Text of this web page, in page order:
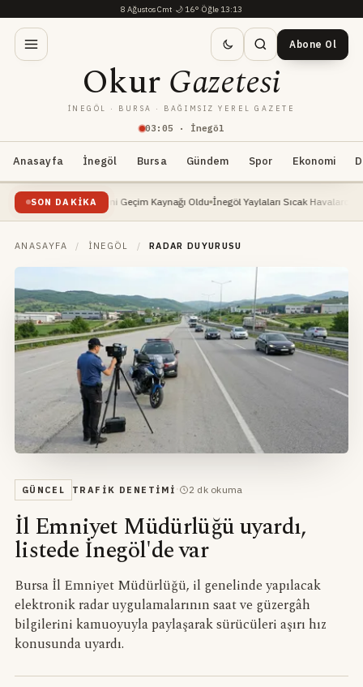
8 Ağustos Cmt·🌙 16°·Öğle 13:13
03 : 05 · İnegöl
OkurGazetesi
İNEGÖL · BURSA · BAĞIMSIZ YEREL GAZETE
Abone Ol
Anasayfa İnegöl Bursa Gündem Spor Ekonomi
SON DAKIKA
Yeni Geçim Kaynağı Oldu İnegöl Yaylaları Sıcak Havalarda Doğa
ANASAYFA / İNEGÖL / RADAR DUYURUSU
GÜNCEL TRAFIK DENETIMI · 2 dk okuma
İl Emniyet Müdürlüğü uyardı,
listede İnegöl'de var
Bursa İl Emniyet Müdürlüğü, il genelinde yapılacak
elektronik radar uygulamalarının saat ve güzergâh
bilgilerini kamuoyuyla paylaşarak sürücüleri aşırı hız
konusunda uyardı.